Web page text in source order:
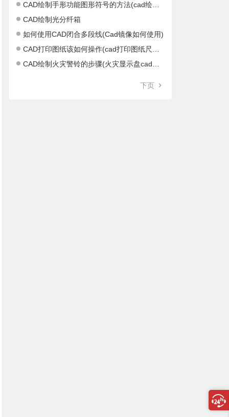
CAD绘制手形功能图形符号的方法(cad绘制距形)
CAD绘制光分纤箱
如何使用CAD闭合多段线(Cad镜像如何使用)
CAD打印图纸该如何操作(cad打印图纸尺寸设置)
CAD绘制火灾警铃的步骤(火灾显示盘cad图标)
下页